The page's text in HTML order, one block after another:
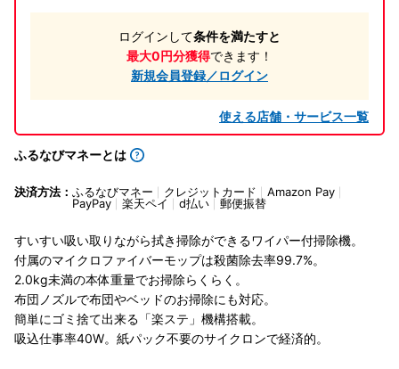
ログインして条件を満たすと
最大0円分獲得できます！
新規会員登録／ログイン
使える店舗・サービス一覧
ふるなびマネーとは
決済方法： ふるなびマネー クレジットカード
Amazon Pay
PayPay
楽天ペイ d払い 郵便振替
すいすい吸い取りながら拭き掃除ができるワイパー付掃除機。
付属のマイクロファイバーモップは殺菌除去率99.7%。
2.0kg未満の本体重量でお掃除らくらく。
布団ノズルで布団やベッドのお掃除にも対応。
簡単にゴミ捨て出来る「楽ステ」機構搭載。
吸込仕事率40W。紙パック不要のサイクロンで経済的。